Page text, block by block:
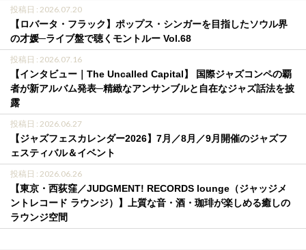
投稿日 : 2026.07.20
【ロバータ・フラック】ポップス・シンガーを目指したソウル界
の才媛─ライブ盤で聴くモントルー Vol.68
投稿日 : 2026.07.16
【インタビュー｜The Uncalled Capital】 国際ジャズコンペの覇
者が新アルバム発表─精緻なアンサンブルと自在なジャズ話法を披
露
投稿日 : 2026.06.27
【ジャズフェスカレンダー2026】7月／8月／9月開催のジャズフ
ェスティバル＆イベント
投稿日 : 2026.06.26
【東京・西荻窪／JUDGMENT! RECORDS lounge（ジャッジメ
ントレコード ラウンジ）】上質な音・酒・珈琲が楽しめる癒しの
ラウンジ空間